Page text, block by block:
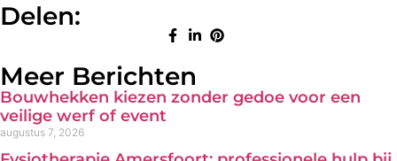
Delen:
Meer Berichten
Bouwhekken kiezen zonder gedoe voor een
veilige werf of event
augustus 7, 2026